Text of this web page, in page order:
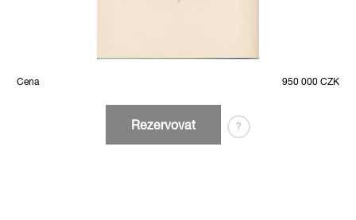
Cena 950 000 CZK
Rezervovat ?